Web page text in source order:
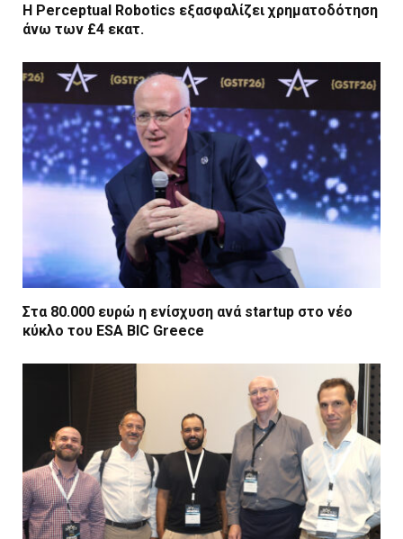
Η Perceptual Robotics εξασφαλίζει χρηματοδότηση
άνω των £4 εκατ.
Στα 80.000 ευρώ η ενίσχυση ανά startup στο νέο
κύκλο του ESA BIC Greece